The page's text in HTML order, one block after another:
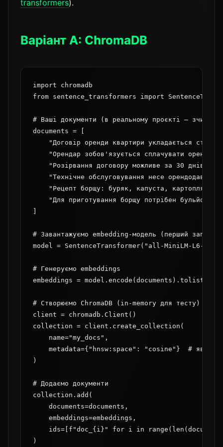
transformers).
Варіант A: ChromaDB
import chromadb
from sentence_transformers import
# Ваші документи (в реальному проєкті —
documents = [
"Договір оренди квартири укладається
"Орендар зобов'язується сплачувати орендну
"Розірвання договору можливе за 30 днів
"Технічне обслуговування несе
"Рецепт борщу: буряк, капуста, картопля,
"Для приготування борщу потрібен бульйон
]
# Завантажуємо embedding-модель (перший запуск
model = SentenceTransformer("all-MiniLM-L6-v2")
# Генеруємо embeddings
embeddings = model.encode(documents).tolist()
# Створюємо ChromaDB (in-memory для тесту)
client = chromadb.Client()
collection = client.create_collection(
    name="my_docs",
metadata={"hnsw:space": "cosine"}  # явно
)
# Додаємо документи
collection.add(
    documents=documents,
    embeddings=embeddings,
ids=[f"doc_{i}" for i in
)